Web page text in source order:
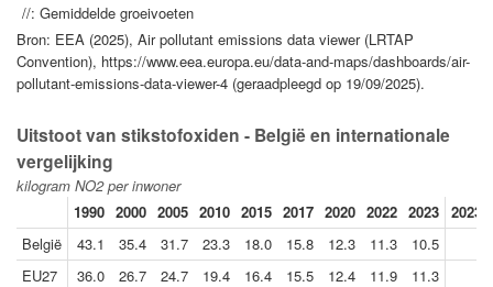
//: Gemiddelde groeivoeten
Bron: EEA (2025), Air pollutant emissions data viewer (LRTAP
Convention), https://www.eea.europa.eu/data-and-maps/dashboards/air-
pollutant-emissions-data-viewer-4 (geraadpleegd op 19/09/2025).
Uitstoot van stikstofoxiden - België en internationale
vergelijking
kilogram NO2 per inwoner
1990 2000 2005 2010 2015 2017 2020 2022 2023
België
43.1 35.4 31.7 23.3 18.0 15.8 12.3 11.3
10.5
EU27
36.0 26.7 24.7 19.4 16.4 15.5 12.4 11.9
11.3